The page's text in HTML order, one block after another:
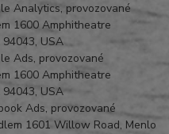
Analytics, provozované
1600 Amphitheatre
USA
Ads, provozované
1600 Amphitheatre
USA
Ads, provozované
1601 Willow Road, Menlo